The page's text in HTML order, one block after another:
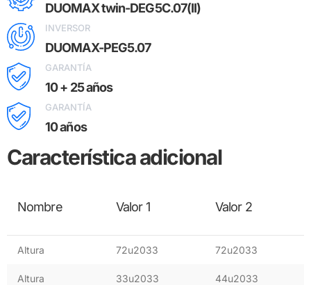
DUOMAX twin-DEG5C.07(II)
INVERSOR
DUOMAX-PEG5.07
GARANTÍA
10 + 25 años
GARANTÍA
10 años
Característica adicional
Nombre Valor 1 Valor 2
Altura 72u2033 72u2033
Altura 33u2033 44u2033